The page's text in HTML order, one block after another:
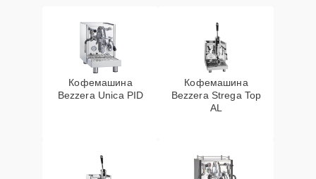
Кофемашина
Bezzera Unica PID
Кофемашина
Bezzera Strega Top
AL